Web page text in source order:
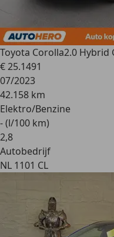
Toyota Corolla2.0 Hybrid
€ 25.1491
07/2023
42.158 km
Elektro/Benzine
- (l/100 km)
2,8
Autobedrijf
NL 1101 CL